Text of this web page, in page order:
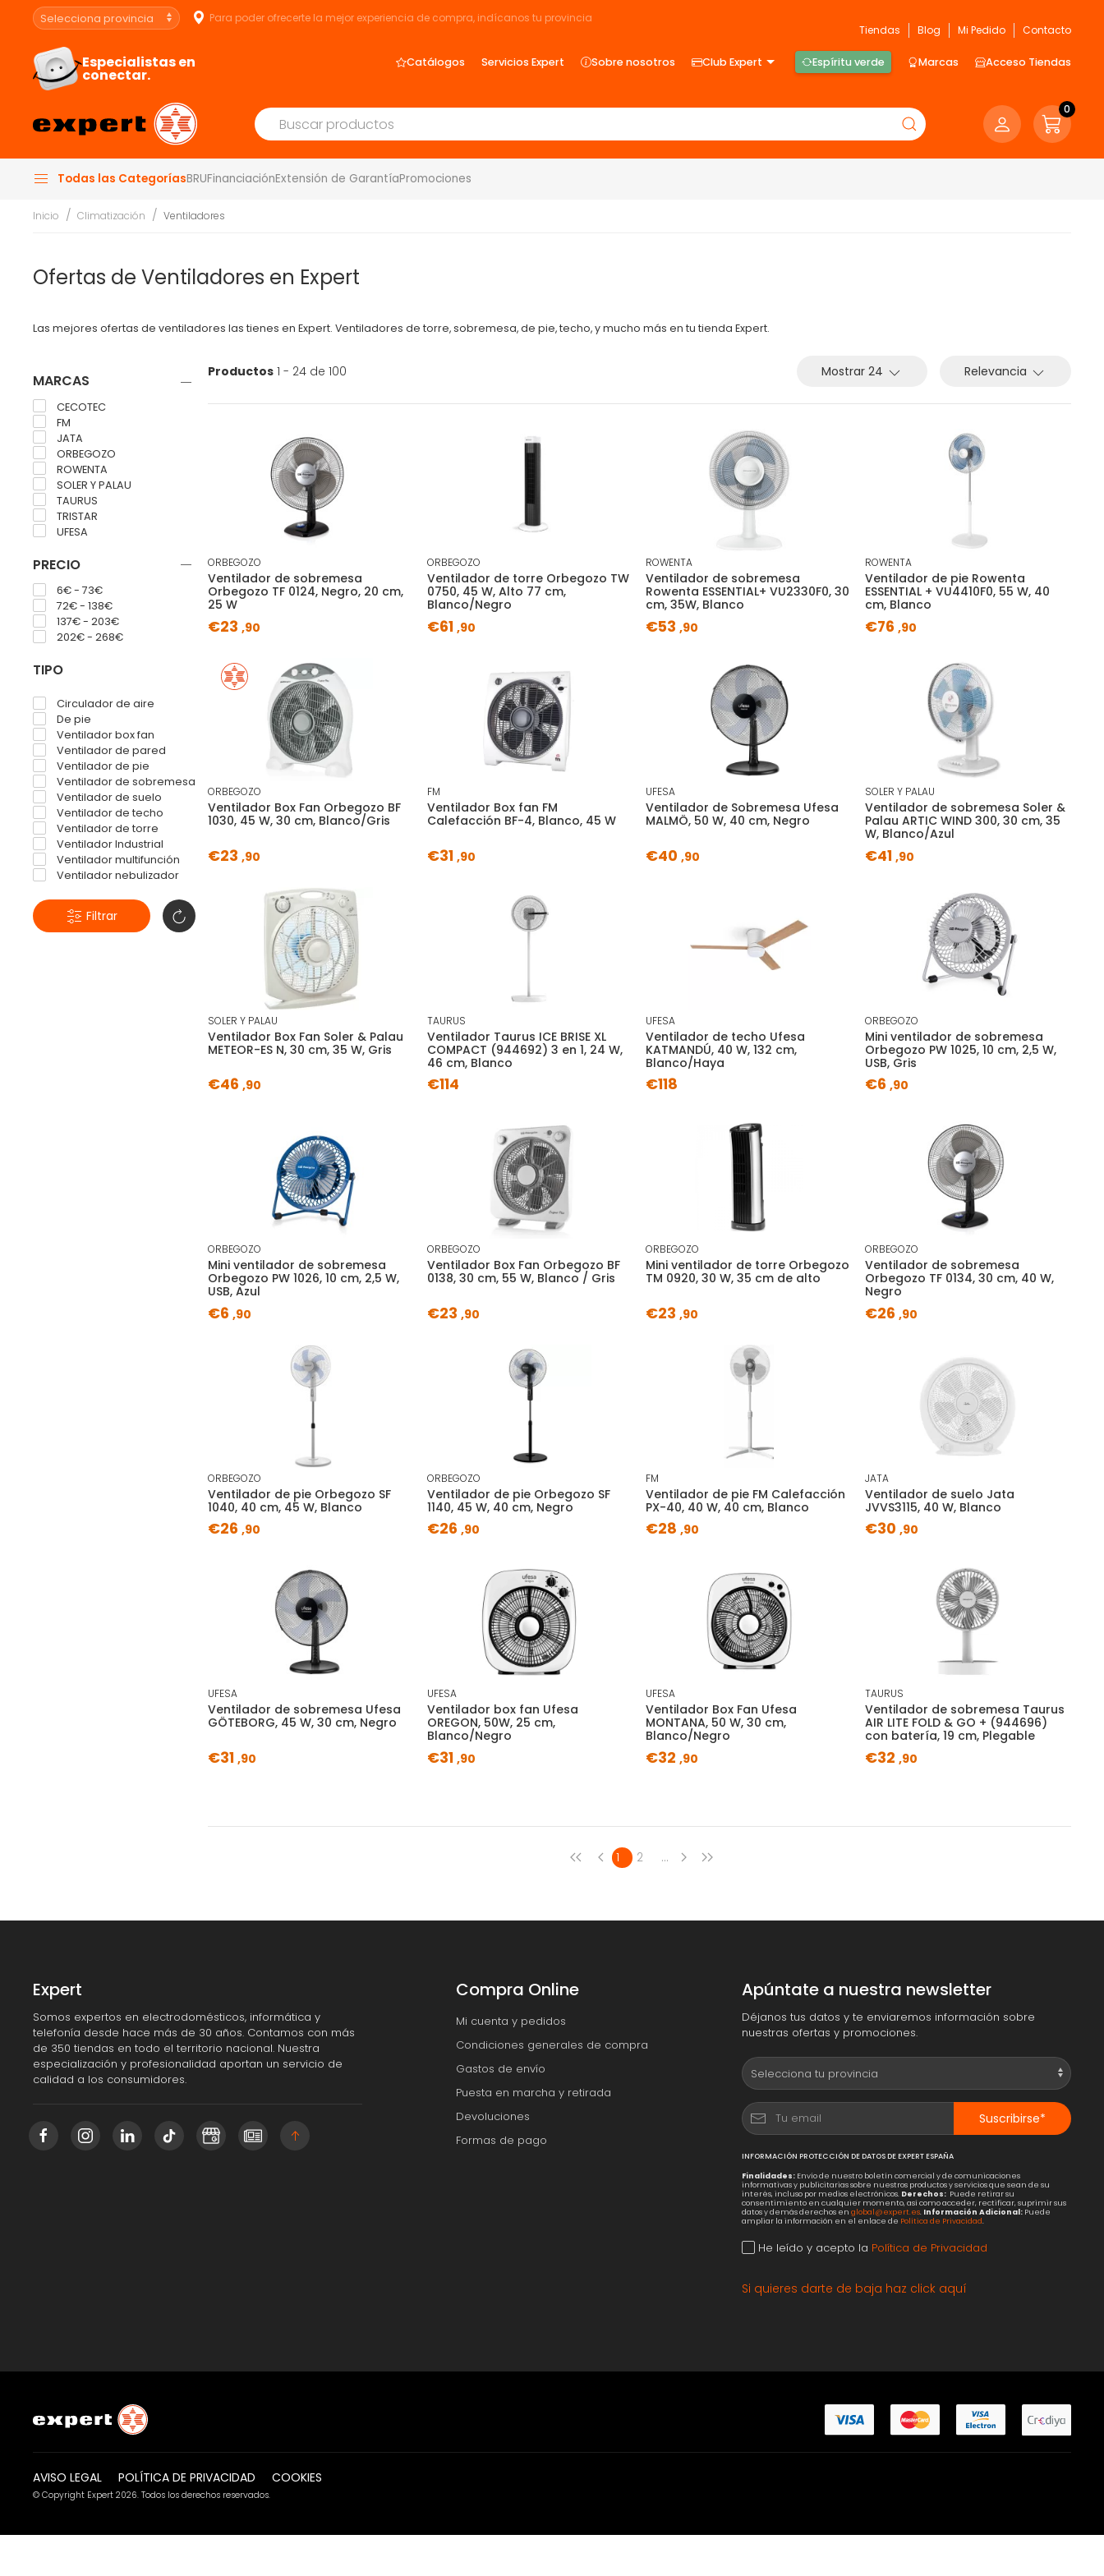
Para poder ofrecerte la mejor experiencia de compra, indícanos tu provincia
Tiendas
Blog Mi Pedido Contacto
Especialistas en
conectar.
Catálogos Servicios Expert Sobre nosotros Club Expert Espíritu verde Marcas Acceso Tiendas
0
Todas las CategoríasBRUFinanciaciónExtensión de GarantíaPromociones
Inicio Climatización Ventiladores
Ofertas de Ventiladores en Expert
Las mejores ofertas de ventiladores las tienes en Expert. Ventiladores de torre, sobremesa, de pie, techo, y mucho más en tu tienda Expert.
MARCAS
CECOTEC
FM
JATA
ORBEGOZO
ROWENTA
SOLER Y PALAU
TAURUS
TRISTAR
UFESA
PRECIO
6€ - 73€
72€ - 138€
137€ - 203€
202€ - 268€
TIPO
Circulador de aire
De pie
Ventilador box fan
Ventilador de pared
Ventilador de pie
Ventilador de sobremesa
Ventilador de suelo
Ventilador de techo
Ventilador de torre
Ventilador Industrial
Ventilador multifunción
Ventilador nebulizador
Filtrar
Productos 1 - 24 de 100 Mostrar 24 Relevancia
ORBEGOZO
Ventilador de sobremesa
Orbegozo TF 0124, Negro, 20 cm,
25 W
€23 ,90
ORBEGOZO
Ventilador de torre Orbegozo TW
0750, 45 W, Alto 77 cm,
Blanco/Negro
€61 ,90
ROWENTA
Ventilador de sobremesa
Rowenta ESSENTIAL+ VU2330F0, 30
cm, 35W, Blanco
€53 ,90
ROWENTA
Ventilador de pie Rowenta
ESSENTIAL + VU4410F0, 55 W, 40
cm, Blanco
€76 ,90
ORBEGOZO
Ventilador Box Fan Orbegozo BF
1030, 45 W, 30 cm, Blanco/Gris
€23 ,90
FM
Ventilador Box fan FM
Calefacción BF-4, Blanco, 45 W
€31 ,90
UFESA
Ventilador de Sobremesa Ufesa
MALMÖ, 50 W, 40 cm, Negro
€40 ,90
SOLER Y PALAU
Ventilador de sobremesa Soler &
Palau ARTIC WIND 300, 30 cm, 35
W, Blanco/Azul
€41 ,90
SOLER Y PALAU
Ventilador Box Fan Soler & Palau
METEOR-ES N, 30 cm, 35 W, Gris
€46 ,90
TAURUS
Ventilador Taurus ICE BRISE XL
COMPACT (944692) 3 en 1, 24 W,
46 cm, Blanco
€114
UFESA
Ventilador de techo Ufesa
KATMANDÚ, 40 W, 132 cm,
Blanco/Haya
€118
ORBEGOZO
Mini ventilador de sobremesa
Orbegozo PW 1025, 10 cm, 2,5 W,
USB, Gris
€6 ,90
ORBEGOZO
Mini ventilador de sobremesa
Orbegozo PW 1026, 10 cm, 2,5 W,
USB, Azul
€6 ,90
ORBEGOZO
Ventilador Box Fan Orbegozo BF
0138, 30 cm, 55 W, Blanco / Gris
€23 ,90
ORBEGOZO
Mini ventilador de torre Orbegozo
TM 0920, 30 W, 35 cm de alto
€23 ,90
ORBEGOZO
Ventilador de sobremesa
Orbegozo TF 0134, 30 cm, 40 W,
Negro
€26 ,90
ORBEGOZO
Ventilador de pie Orbegozo SF
1040, 40 cm, 45 W, Blanco
€26 ,90
ORBEGOZO
Ventilador de pie Orbegozo SF
1140, 45 W, 40 cm, Negro
€26 ,90
FM
Ventilador de pie FM Calefacción
PX-40, 40 W, 40 cm, Blanco
€28 ,90
JATA
Ventilador de suelo Jata
JVVS3115, 40 W, Blanco
€30 ,90
UFESA
Ventilador de sobremesa Ufesa
GÖTEBORG, 45 W, 30 cm, Negro
€31 ,90
UFESA
Ventilador box fan Ufesa
OREGON, 50W, 25 cm,
Blanco/Negro
€31 ,90
UFESA
Ventilador Box Fan Ufesa
MONTANA, 50 W, 30 cm,
Blanco/Negro
€32 ,90
TAURUS
Ventilador de sobremesa Taurus
AIR LITE FOLD & GO + (944696)
con batería, 19 cm, Plegable
€32 ,90
1 2 ...
Expert
Somos expertos en electrodomésticos, informática y
telefonía desde hace más de 30 años. Contamos con más
de 350 tiendas en todo el territorio nacional. Nuestra
especialización y profesionalidad aportan un servicio de
calidad a los consumidores.
Compra Online
Mi cuenta y pedidos
Condiciones generales de compra
Gastos de envío
Puesta en marcha y retirada
Devoluciones
Formas de pago
Apúntate a nuestra newsletter
Déjanos tus datos y te enviaremos información sobre
nuestras ofertas y promociones.
Suscribirse*
INFORMACIÓN PROTECCIÓN DE DATOS DE EXPERT ESPAÑA
Finalidades:Envío de nuestro boletín comercial y de comunicaciones
informativas y publicitarias sobre nuestros productos y servicios que sean de su
interés, incluso por medios electrónicos. Derechos:Puede retirar su
consentimiento en cualquier momento, así como acceder, rectificar, suprimir sus
datos y demás derechos en global@expert.es. Información Adicional:Puede
ampliar la información en el enlace de Política de Privacidad.
He leído y acepto la Política de Privacidad
Si quieres darte de baja haz click aquí
AVISO LEGAL POLÍTICA DE PRIVACIDAD COOKIES
© Copyright Expert 2026. Todos los derechos reservados.